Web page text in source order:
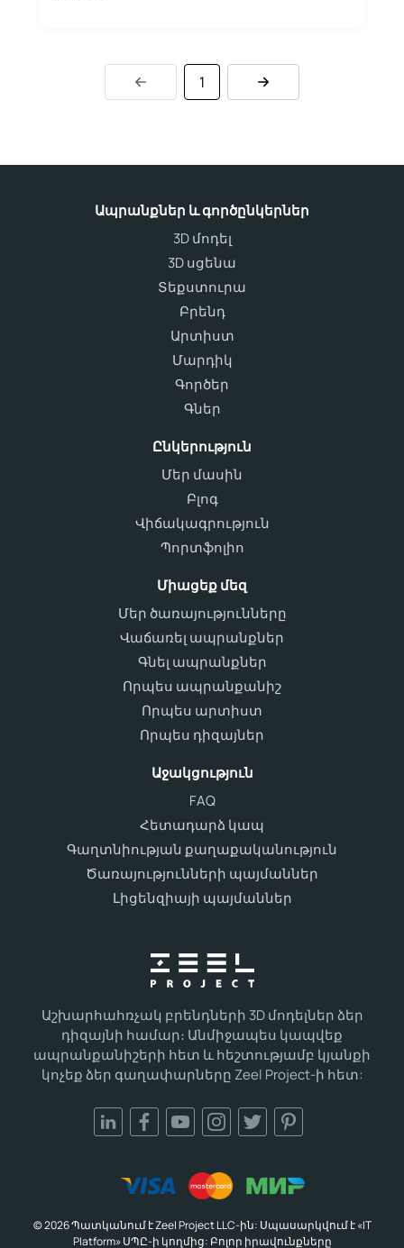
1
Աշխարհահռչակ բրենդների 3D մոդելներ ձեր
դիզայնի համար։ Անմիջապես կապվեք
ապրանքանիշերի հետ և հեշտությամբ կյանքի
կոչեք ձեր գաղափարները Zeel Project-ի հետ:
Ապրանքներ և գործընկերներ
3D մոդել
3D սցենա
Տեքստուրա
Բրենդ
Արտիստ
Մարդիկ
Գործեր
Գներ
Ընկերություն
Մեր մասին
Բլոգ
Վիճակագրություն
Պորտֆոլիո
Միացեք մեզ
Մեր ծառայությունները
Վաճառել ապրանքներ
Գնել ապրանքներ
Որպես ապրանքանիշ
Որպես արտիստ
Որպես դիզայներ
Աջակցություն
FAQ
Հետադարձ կապ
Գաղտնիության քաղաքականություն
Ծառայությունների պայմաններ
Լիցենզիայի պայմաններ
© 2026 Պատկանում է Zeel Project LLC-ին: Սպասարկվում է «IT
Platform» ՍՊԸ-ի կողմից: Բոլոր իրավունքները